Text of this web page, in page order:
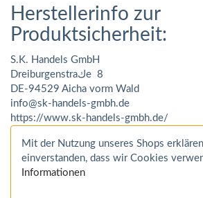
Herstellerinfo zur
Produktsicherheit:
S.K. Handels GmbH
Dreiburgenstraكe 8
DE-94529 Aicha vorm Wald
info@sk-handels-gmbh.de
https://www.sk-handels-gmbh.de/
Mit der Nutzung unseres Shops
einverstanden, dass wir Cookies
Informationen